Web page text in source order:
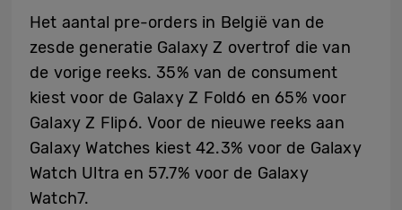
Het aantal pre-orders in België van de
zesde generatie Galaxy Z overtrof die van
de vorige reeks. 35% van de consument
kiest voor de Galaxy Z Fold6 en 65% voor
Galaxy Z Flip6. Voor de nieuwe reeks aan
Galaxy Watches kiest 42.3% voor de Galaxy
Watch Ultra en 57.7% voor de Galaxy
Watch7.